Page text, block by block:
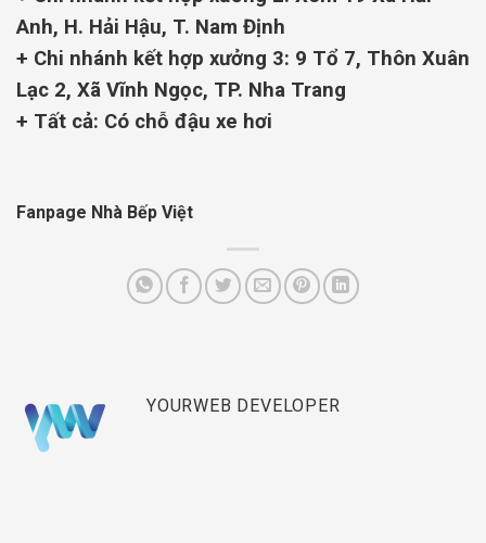
Anh, H. Hải Hậu, T. Nam Định
+ Chi nhánh kết hợp xưởng 3: 9 Tổ 7, Thôn Xuân
Lạc 2, Xã Vĩnh Ngọc, TP. Nha Trang
+ Tất cả: Có chỗ đậu xe hơi
Fanpage Nhà Bếp Việt
YOURWEB DEVELOPER